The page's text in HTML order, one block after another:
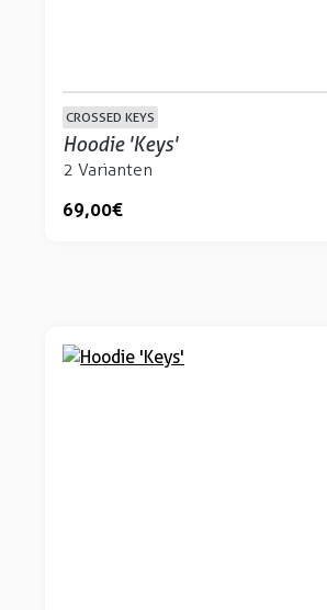
CROSSED KEYS
Hoodie 'Keys'
2 Varianten
69,00 €